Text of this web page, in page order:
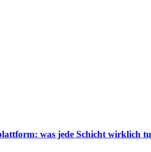
was jede Schicht wirklich